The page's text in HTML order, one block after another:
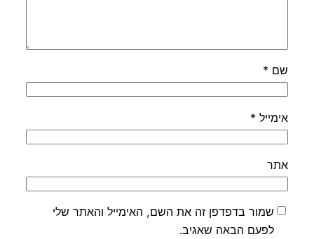
שם *
אימייל *
אתר
שמור בדפדפן זה את השם, האימייל והאתר שלי
לפעם הבאה שאגיב.